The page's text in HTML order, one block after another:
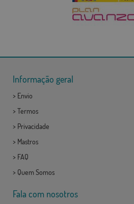
Informação geral
> Envio
> Termos
> Privacidade
> Mastros
> FAQ
> Quem Somos
Fala com nosotros